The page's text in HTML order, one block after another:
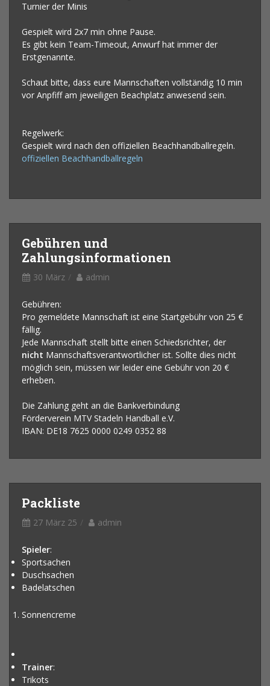
Turnier der Minis
Gespielt wird 2x7 min ohne Pause.
Es gibt kein Team-Timeout, Anwurf hat immer der
Erstgenannte.
Schaut bitte, dass eure Mannschaften vollständig 10 min
vor Anpfiff am jeweiligen Beachplatz anwesend sein.
Regelwerk:
Gespielt wird nach den offiziellen Beachhandballregeln.
offiziellen Beachhandballregeln
Gebühren und
Zahlungsinformationen
30 März admin
Gebühren:
Pro gemeldete Mannschaft ist eine Startgebühr von 25 €
fällig.
Jede Mannschaft stellt bitte einen Schiedsrichter, der
nicht Mannschaftsverantwortlicher ist. Sollte dies nicht
möglich sein, müssen wir leider eine Gebühr von 20 €
erheben.
Die Zahlung geht an die Bankverbindung
Förderverein MTV Stadeln Handball e.V.
IBAN: DE18 7625 0000 0249 0352 88
Packliste
27 März 25 admin
Spieler:
Sportsachen
Duschsachen
Badelatschen
Sonnencreme
Trainer:
Trikots